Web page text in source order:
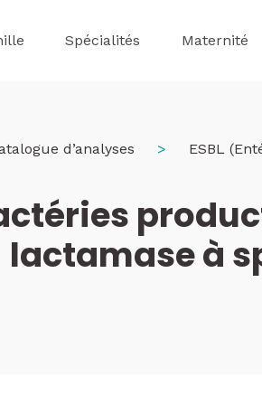
Spécialités Maternité
d’analyses
ESBL
lactamase à